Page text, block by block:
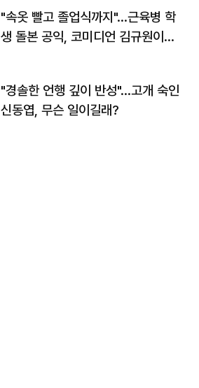
"속옷 빨고 졸업식까지"…근육병 학
생 돌본 공익, 코미디언 김규원이었
"경솔한 언행 깊이 반성"…고개 숙인
신동엽, 무슨 일이길래?